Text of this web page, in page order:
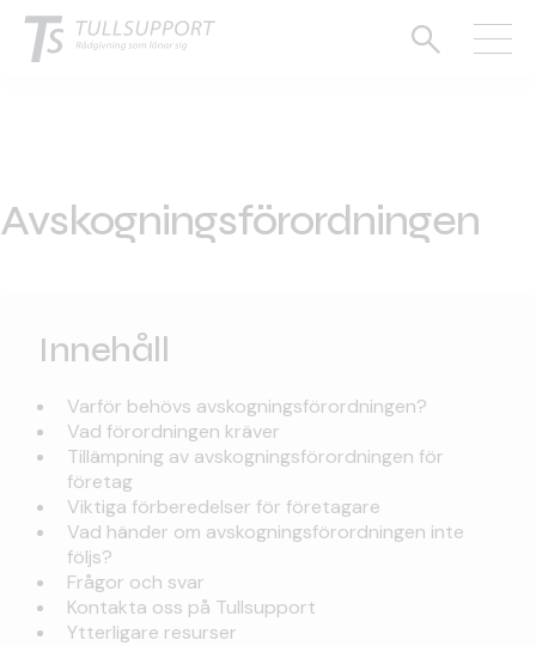
Avskognings­förordningen
Innehåll
Varför behövs avskognings­förordningen?
Vad förordningen kräver
Tillämpning av avskognings­förordningen för
företag
Viktiga förberedelser för företagare
Vad händer om avskogningsförordningen inte
följs?
Frågor och svar
Kontakta oss på Tullsupport
Ytterligare resurser